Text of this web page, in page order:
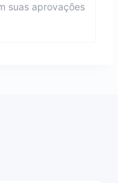
suas aprovações